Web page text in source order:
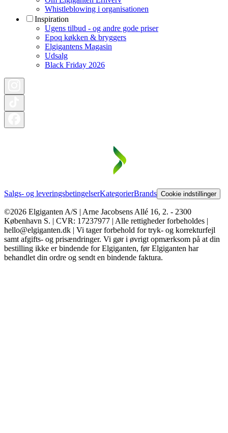
Whistleblowing i organisationen
Inspiration
Ugens tilbud - og andre gode priser
Epoq køkken & bryggers
Elgigantens Magasin
Udsalg
Black Friday 2026
Salgs- og leveringsbetingelserKategorierBrands Cookie indstillinger
©2026 Elgiganten A/S | Arne Jacobsens Allé 16, 2. - 2300
København S. | CVR: 17237977 | Alle rettigheder forbeholdes |
hello@elgiganten.dk | Vi tager forbehold for tryk- og korrekturfejl
samt afgifts- og prisændringer. Vi gør i øvrigt opmærksom på at din
bestilling ikke er bindende for Elgiganten, før Elgiganten har
behandlet din ordre og sendt en bindende faktura.